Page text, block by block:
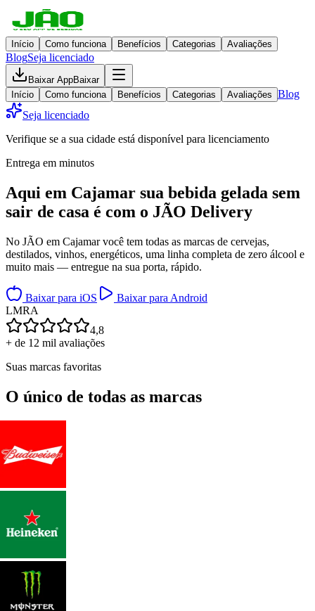
Início Como funciona Benefícios Categorias Avaliações
BlogSeja licenciado
Baixar AppBaixar
Início
Como funciona Benefícios Categorias Avaliações Blog
Seja licenciado
Verifique se a sua cidade está disponível para licenciamento
Entrega em minutos
Aqui em Cajamar sua bebida gelada sem
sair de casa é com o JÃO Delivery
No JÃO em Cajamar você tem todas as marcas de cervejas,
destilados, vinhos, energéticos, uma linha completa de zero álcool e
muito mais — entregue na sua porta, rápido.
Baixar para iOS
Baixar para Android
LMRA
4,8
+ de 12 mil avaliações
Suas marcas favoritas
O único de todas as marcas